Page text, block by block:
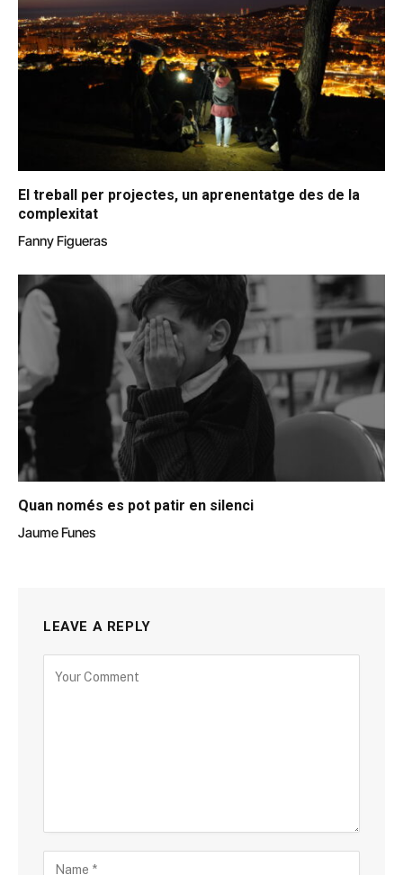
El treball per projectes, un aprenentatge des de la
complexitat
Fanny Figueras
Quan només es pot patir en silenci
Jaume Funes
LEAVE A REPLY